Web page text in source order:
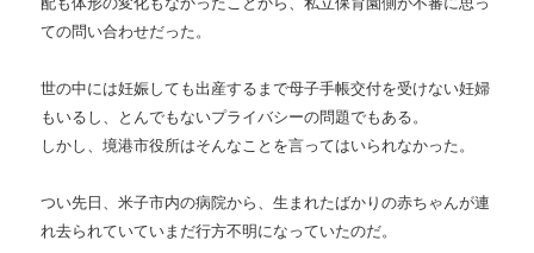
ての問い合わせだった。
世の中には妊娠しても出産するまで母子手帳交付を受けない妊婦
もいるし、とんでもないプライバシーの問題でもある。
しかし、境港市役所はそんなことを言ってはいられなかった。
つい先日、米子市内の病院から、生まれたばかりの赤ちゃんが連
れ去られていていまだ行方不明になっていたのだ。